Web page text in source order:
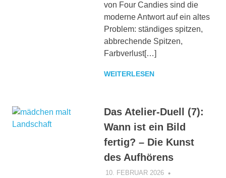
von Four Candies sind die
moderne Antwort auf ein altes
Problem: ständiges spitzen,
abbrechende Spitzen,
Farbverlust[…]
WEITERLESEN
Das Atelier-Duell (7):
Wann ist ein Bild
fertig? – Die Kunst
des Aufhörens
10. FEBRUAR 2026